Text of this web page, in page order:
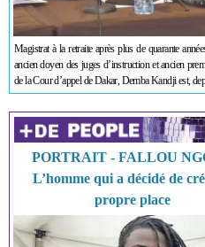
Magistrat à la retraite après plus de quarante
ancien doyen des juges d’instruction et ancien
de la Cour d’appel de Dakar, Demba Kandji est,
PORTRAIT - FALLOU
L’homme qui a décidé de
propre place